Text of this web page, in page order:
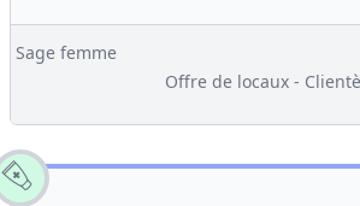
Sage femme
Offre de locaux -